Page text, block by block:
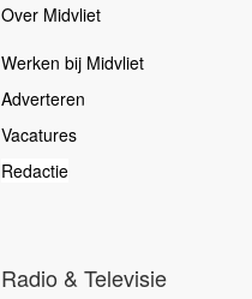
Over Midvliet
Werken bij Midvliet
Adverteren
Vacatures
Redactie
Radio & Televisie